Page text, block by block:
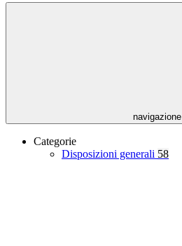
navigazione
Categorie
Disposizioni generali 58